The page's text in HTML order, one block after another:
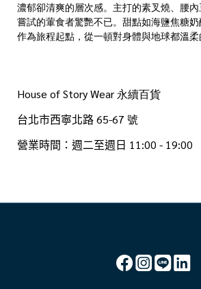
濃郁卻清爽的層次感。主打的素叉燒、腰
嘗試的葷食者驚艷不已。甜點如海鹽焦糖
作為旅程起點，從一頓對身體與地球都溫柔
House of Story Wear 永續百貨
台北市西寧北路 65-67 號
營業時間：週二至週日 11:00 - 19:00